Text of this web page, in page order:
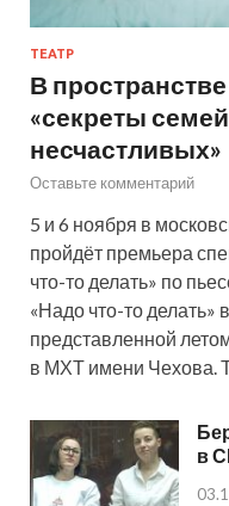
ТЕАТР
В
«секреты
несчастливых»
Оставьте комментарий
5 и 6 ноября в
пройдёт премьера
что-то делать» по
«Надо что-то делать»
представленной
в МХТ имени Чехова.
в